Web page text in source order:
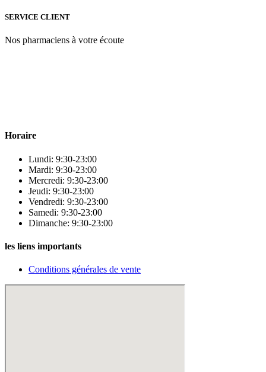
SERVICE CLIENT
Nos pharmaciens à votre écoute
Horaire
Lundi: 9:30-23:00
Mardi: 9:30-23:00
Mercredi: 9:30-23:00
Jeudi: 9:30-23:00
Vendredi: 9:30-23:00
Samedi: 9:30-23:00
Dimanche: 9:30-23:00
les liens importants
Conditions générales de vente